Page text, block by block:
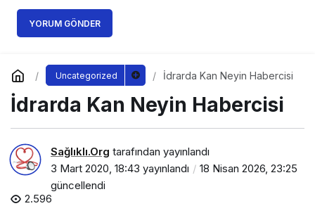
YORUM GÖNDER
Uncategorized İdrarda Kan Neyin Habercisi
İdrarda Kan Neyin Habercisi
Sağlıklı.Org tarafından yayınlandı
3 Mart 2020, 18:43 yayınlandı
18 Nisan 2026, 23:25
güncellendi
2.596